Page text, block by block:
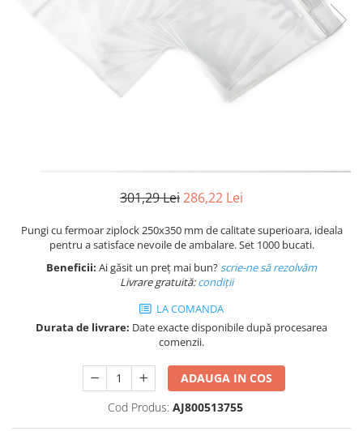
Plicuri de carton
Separatoare carton si coltare
301,29 Lei286,22 Lei
Pungi cu fermoar ziplock 250x350 mm de calitate superioara, ideala
pentru a satisface nevoile de ambalare. Set 1000 bucati.
Beneficii: Ai găsit un preț mai bun?scrie-ne să rezolvăm
Livrare gratuită:condiții
LA COMANDA
Durata de livrare: Date exacte disponibile după procesarea
comenzii.
ADAUGA IN COS
Cod Produs: AJ800513755